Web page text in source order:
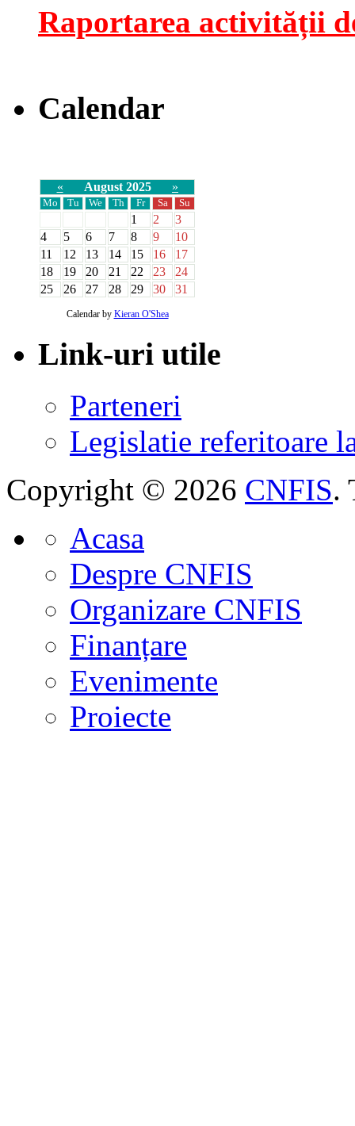
Raportarea activității
Calendar
« August 2025 »
Mo Tu We Th Fr Sa Su
1 2
3
4
5 6 7 8 9
10
11
12 13 14 15 16
17
18
19 20 21 22 23
24
25
26 27 28 29 30 31
Calendar by Kieran O'Shea
Link-uri utile
Parteneri
Legislatie referitoare
Copyright © 2026 CNFIS.
Acasa
Despre CNFIS
Organizare CNFIS
Finanțare
Evenimente
Proiecte